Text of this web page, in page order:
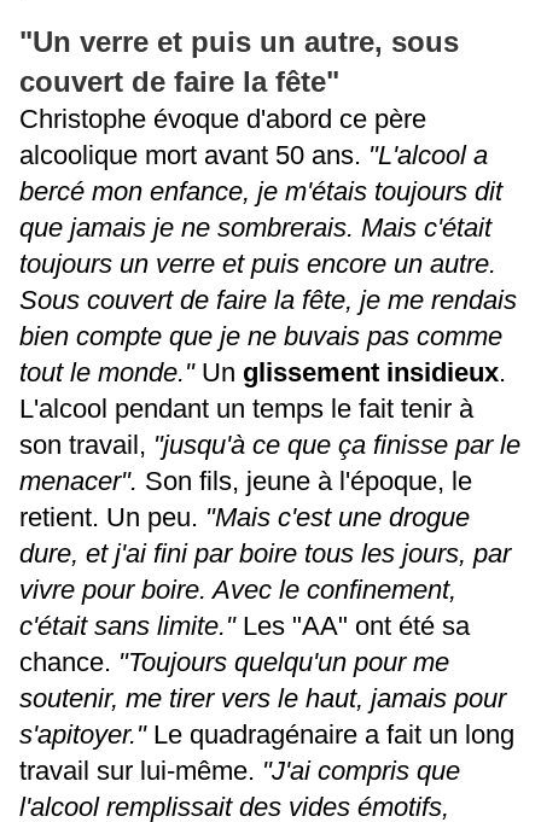
"Un verre et puis un autre, sous
couvert de faire la fête"
Christophe évoque d'abord ce père
alcoolique mort avant 50 ans. "L'alcool a
bercé mon enfance, je m'étais toujours dit
que jamais je ne sombrerais. Mais c'était
toujours un verre et puis encore un autre.
Sous couvert de faire la fête, je me rendais
bien compte que je ne buvais pas comme
tout le monde."Un glissement insidieux.
L'alcool pendant un temps le fait tenir à
son travail, "jusqu'à ce que ça finisse par le
menacer". Son fils, jeune à l'époque, le
retient. Un peu. "Mais c'est une drogue
dure, et j'ai fini par boire tous les jours, par
vivre pour boire. Avec le confinement,
c'était sans limite."Les "AA" ont été sa
chance. "Toujours quelqu'un pour me
soutenir, me tirer vers le haut, jamais pour
s'apitoyer."Le quadragénaire a fait un long
travail sur lui-même. "J'ai compris que
l'alcool remplissait des vides émotifs,